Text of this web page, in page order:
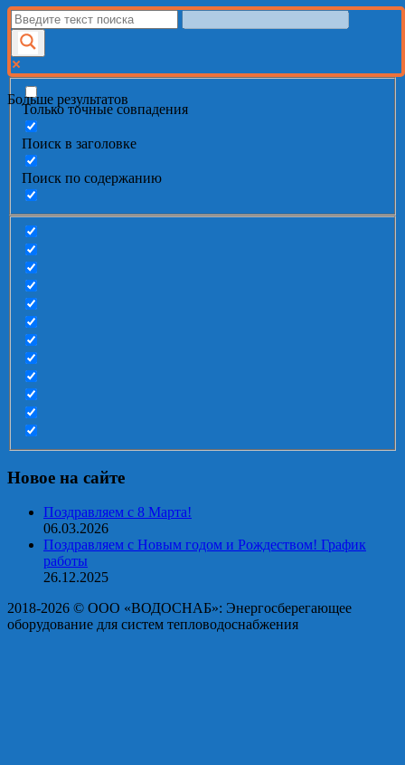
Больше результатов
Только точные совпадения
Поиск в заголовке
Поиск по содержанию
Новое на сайте
Поздравляем с 8 Марта!
06.03.2026
Поздравляем с Новым годом и Рождеством! График
работы
26.12.2025
2018-2026 © OOO «ВОДОСНАБ»: Энергосберегающее
оборудование для систем тепловодоснабжения